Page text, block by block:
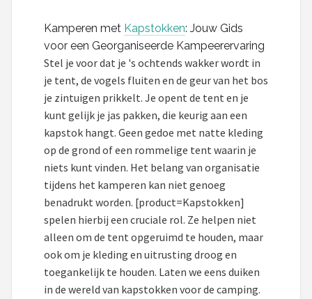
LifeGoods
Bo-Camp
NOMAD
Gimeg
Campingaz
Quechua
Alle merken →
Kamperen met Kapstokken: Jouw Gids
voor een Georganiseerde Kampeerervaring
Stel je voor dat je 's ochtends wakker wordt in
je tent, de vogels fluiten en de geur van het bos
je zintuigen prikkelt. Je opent de tent en je
kunt gelijk je jas pakken, die keurig aan een
kapstok hangt. Geen gedoe met natte kleding
op de grond of een rommelige tent waarin je
niets kunt vinden. Het belang van organisatie
tijdens het kamperen kan niet genoeg
benadrukt worden. [product=Kapstokken]
spelen hierbij een cruciale rol. Ze helpen niet
alleen om de tent opgeruimd te houden, maar
ook om je kleding en uitrusting droog en
toegankelijk te houden. Laten we eens duiken
in de wereld van kapstokken voor de camping.